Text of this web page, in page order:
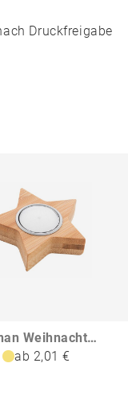
Druckfreigabe
Rognan Weihnachtskerze Stern
ab 2,01 €